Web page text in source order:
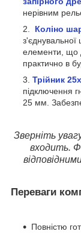
нерівним
Коліно
з'єднувальної
елементи, що
практично в
Трійник
підключення
25 мм.
Зверніть
входить.
Переваги
Повністю